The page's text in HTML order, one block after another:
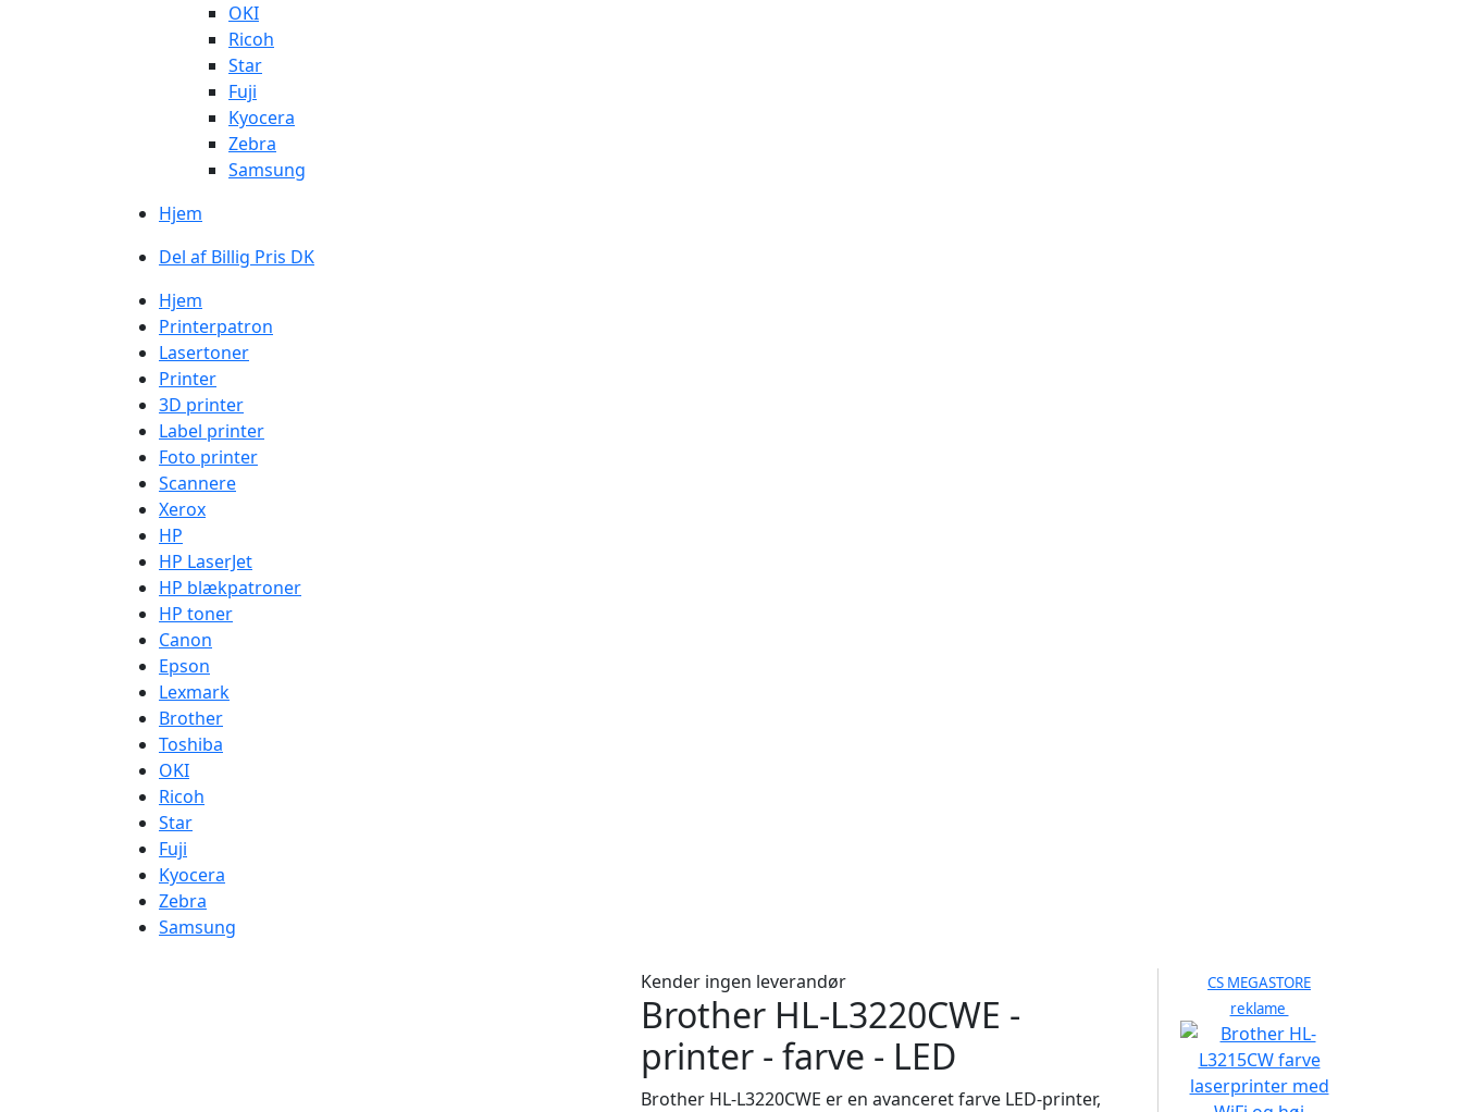
OKI
Ricoh
Star
Fuji
Kyocera
Zebra
Samsung
Hjem
Del af Billig Pris DK
Hjem
Printerpatron
Lasertoner
Printer
3D printer
Label printer
Foto printer
Scannere
Xerox
HP
HP LaserJet
HP blækpatroner
HP toner
Canon
Epson
Lexmark
Brother
Toshiba
OKI
Ricoh
Star
Fuji
Kyocera
Zebra
Samsung
Kender ingen leverandør
Brother HL-L3220CWE -
printer - farve - LED
Brother HL-L3220CWE er en avanceret farve LED-printer,
CS MEGASTORE
reklame